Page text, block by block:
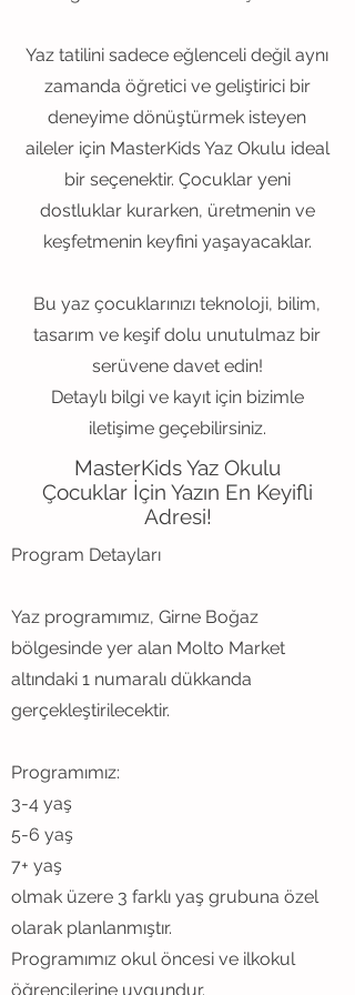
Yaz tatilini sadece eğlenceli değil aynı
zamanda öğretici ve geliştirici bir
deneyime dönüştürmek isteyen
aileler için MasterKids Yaz Okulu ideal
bir seçenektir. Çocuklar yeni
dostluklar kurarken, üretmenin ve
keşfetmenin keyfini yaşayacaklar.
Bu yaz çocuklarınızı teknoloji, bilim,
tasarım ve keşif dolu unutulmaz bir
serüvene davet edin!
Detaylı bilgi ve kayıt için bizimle
iletişime geçebilirsiniz.
MasterKids Yaz Okulu
Çocuklar İçin Yazın En Keyifli
Adresi!
Program Detayları
Yaz programımız, Girne Boğaz
bölgesinde yer alan Molto Market
altındaki 1 numaralı dükkanda
gerçekleştirilecektir.
Programımız:
3-4 yaş
5-6 yaş
7+ yaş
olmak üzere 3 farklı yaş grubuna özel
olarak planlanmıştır.
Programımız okul öncesi ve ilkokul
öğrencilerine uygundur.